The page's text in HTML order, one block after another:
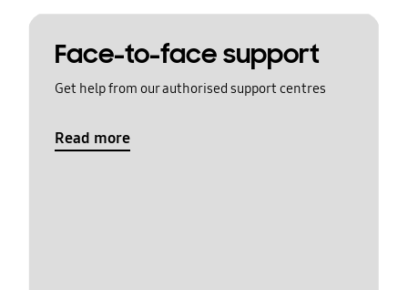
Face-to-face support
Get help from our authorised support centres
Read more